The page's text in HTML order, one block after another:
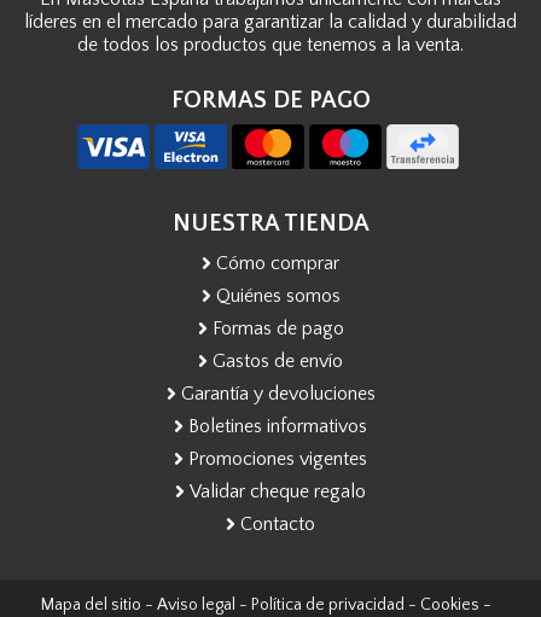
líderes en el mercado para garantizar la calidad y durabilidad
de todos los productos que tenemos a la venta.
FORMAS DE PAGO
NUESTRA TIENDA
Cómo comprar
Quiénes somos
Formas de pago
Gastos de envío
Garantía y devoluciones
Boletines informativos
Promociones vigentes
Validar cheque regalo
Contacto
Mapa del sitio - Aviso legal - Política de privacidad - Cookies -